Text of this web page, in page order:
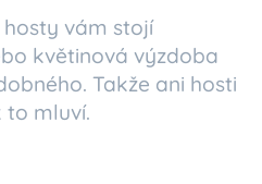
vám stojí
květinová výzdoba
Takže ani hosti
to mluví.